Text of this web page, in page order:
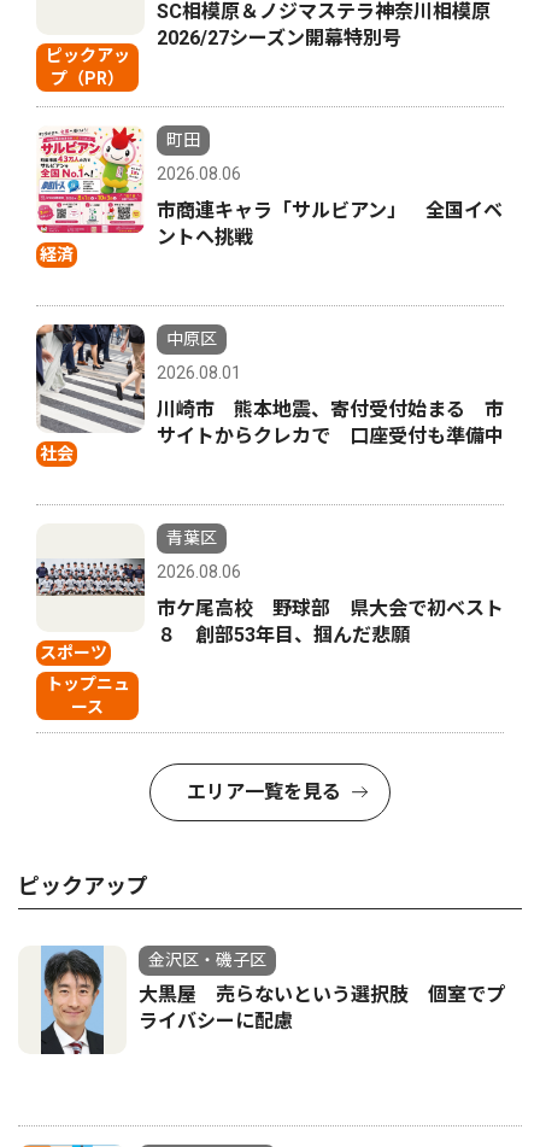
ピックアッ
プ（PR）
SC相模原＆ノジマステラ神奈川相模原
2026/27シーズン開幕特別号
経済
町田
2026.08.06
市商連キャラ「サルビアン」 全国イベ
ントへ挑戦
社会
中原区
2026.08.01
川崎市 熊本地震、寄付受付始まる 市
サイトからクレカで 口座受付も準備中
スポーツ
トップニュ
ース
青葉区
2026.08.06
市ケ尾高校 野球部 県大会で初ベスト
８ 創部53年目、掴んだ悲願
エリア一覧を見る
ピックアップ
金沢区・磯子区
大黒屋 売らないという選択肢 個室でプ
ライバシーに配慮